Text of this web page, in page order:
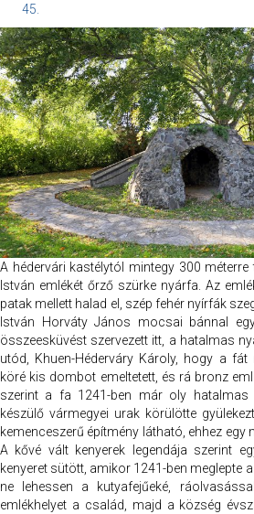
45.
A hédervári kastélytól mintegy 300
István emlékét őrző szürke nyárfa. Az
patak mellett halad el, szép fehér nyírfák
István Horváty János mocsai bánnal
összeesküvést szervezett itt, a hatalmas
utód, Khuen-Héderváry Károly, hogy a fát
köré kis dombot emeltetett, és rá bronz
szerint a fa 1241-ben már oly
készülő vármegyei urak körülötte
kemenceszerű építmény látható, ehhez
A kővé vált kenyerek legendája szerint
kenyeret sütött, amikor 1241-ben meglepte
ne lehessen a kutyafejűeké,
emlékhelyet a család, majd a község